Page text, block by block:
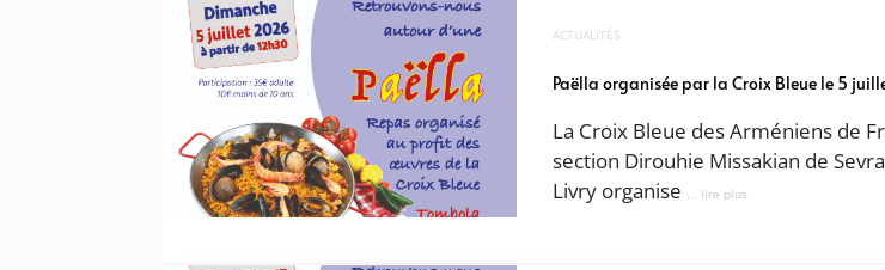
ACTUALITÉS
Paëlla organisée par la Croix Bleue le 5
La Croix Bleue des Arméniens de
section Dirouhie Missakian de
Livry organise
... lire plus